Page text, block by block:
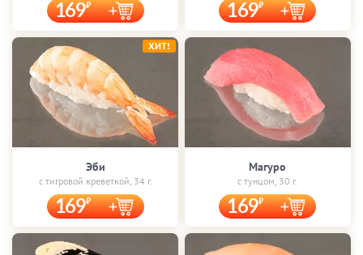
169 169
Эби
с тигровой креветкой, 34 г.
169
ХИТ!
Магуро
с тунцом, 30 г.
169